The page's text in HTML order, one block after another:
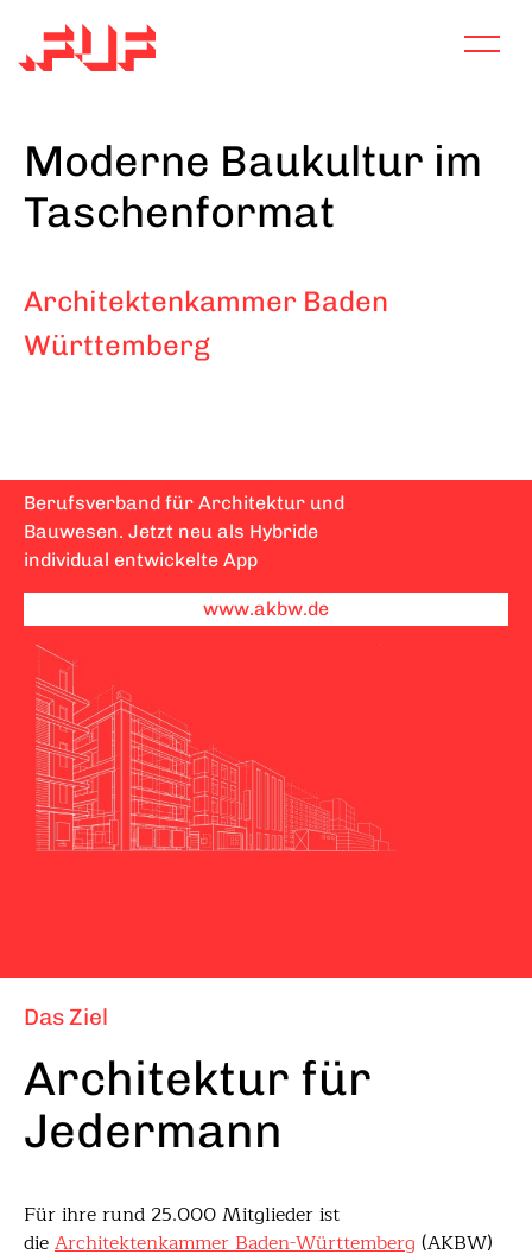
Inhalt
Moderne Baukultur im
Taschenformat
Architektenkammer Baden
Württemberg
Berufsverband für Architektur und
Bauwesen. Jetzt neu als Hybride
individual entwickelte App
www.akbw.de
Das Ziel
Architektur für
Jedermann
Für ihre rund 25.000 Mitglieder ist
dieArchitektenkammer Baden-Württemberg (AKBW)